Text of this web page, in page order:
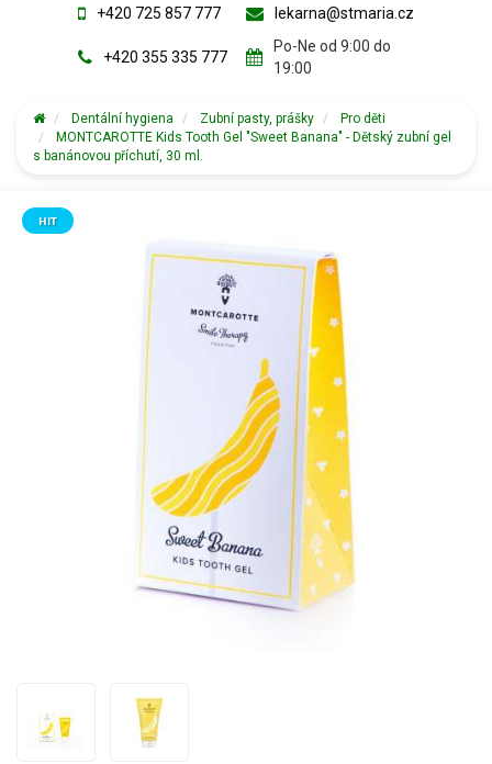
+420 725 857 777
+420 355 335 777
lekarna@stmaria.cz
Po-Ne od 9:00 do
19:00
Dentální hygiena Zubní pasty, prášky
Pro děti
MONTCAROTTE Kids Tooth Gel "Sweet Banana" - Dětský zubní gel
s banánovou příchutí, 30 ml.
HIT